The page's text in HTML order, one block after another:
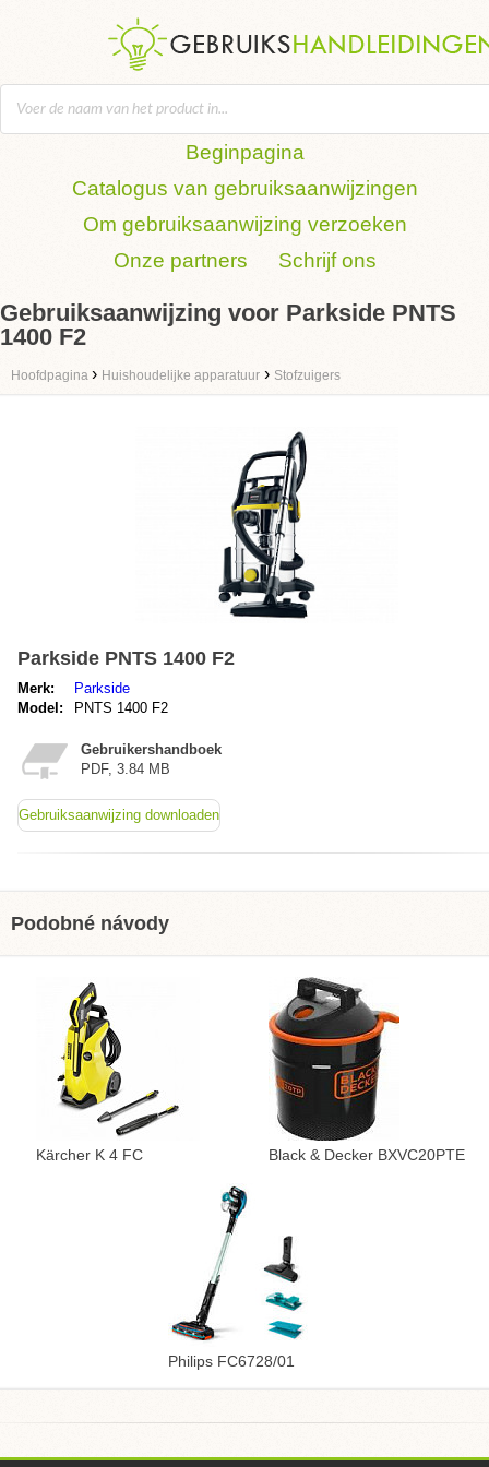
Beginpagina
Catalogus van gebruiksaanwijzingen
Om gebruiksaanwijzing verzoeken
Onze partners
Schrijf ons
Gebruiksaanwijzing voor Parkside PNTS
1400 F2
Hoofdpagina › Huishoudelijke apparatuur › Stofzuigers
Parkside PNTS 1400 F2
Merk:
Parkside
Model:
PNTS 1400 F2
Gebruikershandboek
PDF, 3.84 MB
Gebruiksaanwijzing downloaden
Podobné návody
Kärcher K 4 FC Black & Decker BXVC20PTE
Philips FC6728/01